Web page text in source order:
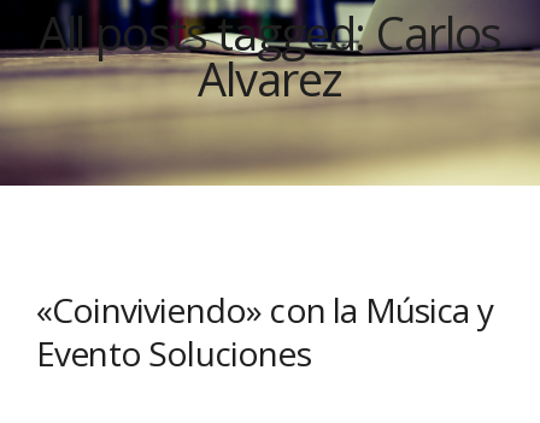
All posts tagged: Carlos
Alvarez
«Coinviviendo» con la Música y
Evento Soluciones